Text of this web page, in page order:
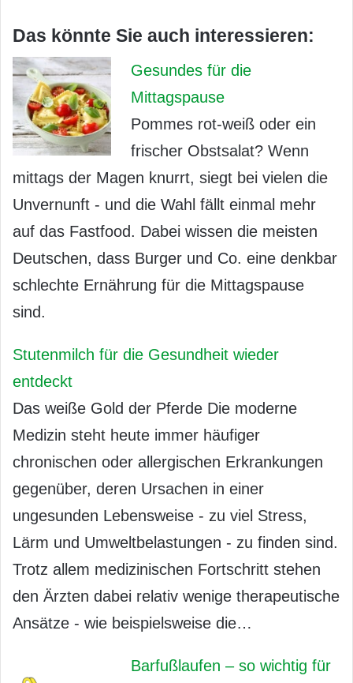
Das könnte Sie auch interessieren:
Gesundes für die
Mittagspause
Pommes rot-weiß oder ein
frischer Obstsalat? Wenn
mittags der Magen knurrt, siegt bei vielen die
Unvernunft - und die Wahl fällt einmal mehr
auf das Fastfood. Dabei wissen die meisten
Deutschen, dass Burger und Co. eine denkbar
schlechte Ernährung für die Mittagspause
sind.
Stutenmilch für die Gesundheit wieder
entdeckt
Das weiße Gold der Pferde Die moderne
Medizin steht heute immer häufiger
chronischen oder allergischen Erkrankungen
gegenüber, deren Ursachen in einer
ungesunden Lebensweise - zu viel Stress,
Lärm und Umweltbelastungen - zu finden sind.
Trotz allem medizinischen Fortschritt stehen
den Ärzten dabei relativ wenige therapeutische
Ansätze - wie beispielsweise die…
Barfußlaufen – so wichtig für